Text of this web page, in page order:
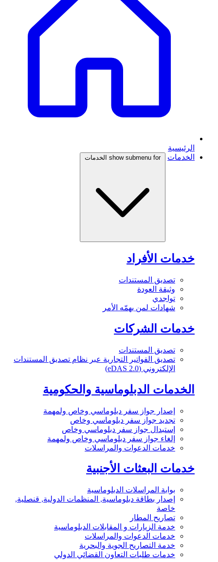
الرئيسية
الخدمات
show submenu for الخدمات
خدمات الأفراد
تصديق المستندات
وثيقة العودة
تواجدي
شهادات لمن يهمّه الأمر
خدمات الشركات
تصديق المستندات
تصديق الفواتير التجارية عبر نظام تصديق المستندات
الإلكتروني (eDAS 2.0)
الخدمات الدبلوماسية والحكومية
إصدار جواز سفر دبلوماسي وخاص ولمهمة
تجديد جواز سفر دبلوماسي وخاص
إستبدال جواز سفر دبلوماسي وخاص
إلغاء جواز سفر دبلوماسي وخاص ولمهمة
خدمات الدعوات والمراسلات
خدمات البعثات الأجنبية
بوابة المراسلات الدبلوماسية
إصدار بطاقة دبلوماسية, المنظمات الدولية, قنصلية,
خاصة
تصاريح المطار
خدمة الزيارات و المقابلات الدبلوماسية
خدمات الدعوات والمراسلات
خدمة التصاريح الجوية والبحرية
خدمات طلبات التعاون القضائي الدولي